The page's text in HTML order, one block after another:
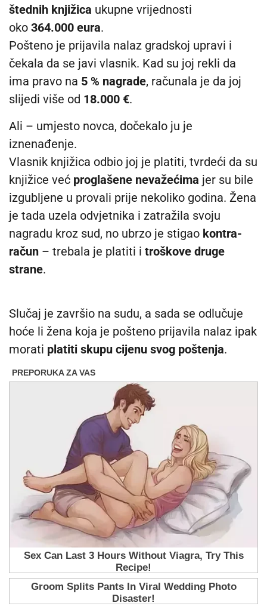
štednih knjižica ukupne vrijednosti
oko 364.000 eura.
Pošteno je prijavila nalaz gradskoj upravi i
čekala da se javi vlasnik. Kad su joj rekli da
ima pravo na 5 % nagrade, računala je da joj
slijedi više od 18.000 €.
Ali – umjesto novca, dočekalo ju je
iznenađenje.
Vlasnik knjižica odbio joj je platiti, tvrdeći da su
knjižice već proglašene nevažećima jer su bile
izgubljene u provali prije nekoliko godina. Žena
je tada uzela odvjetnika i zatražila svoju
nagradu kroz sud, no ubrzo je stigao kontra-
račun – trebala je platiti i troškove druge
strane.
Slučaj je završio na sudu, a sada se odlučuje
hoće li žena koja je pošteno prijavila nalaz ipak
morati platiti skupu cijenu svog poštenja.